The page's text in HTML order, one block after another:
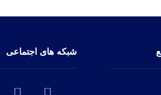
شبکه های اجتماعی